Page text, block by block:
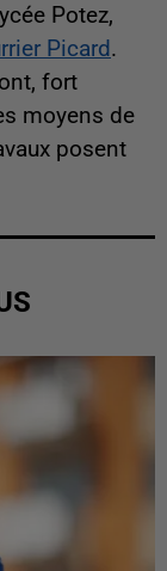
Potez,
Picard.
fort
moyens de
posent